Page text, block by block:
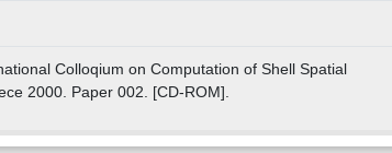
Colloqium on Computation of Shell Spatial
2000. Paper 002. [CD-ROM].